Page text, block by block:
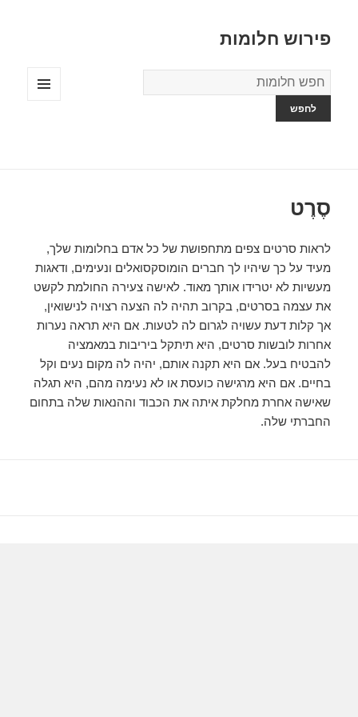
פירוש חלומות
מילון
החלומות
סֶרֶט
לראות סרטים צפים מתחפושת של כל אדם בחלומות שלך,
מעיד על כך שיהיו לך חברים הומוסקסואלים ונעימים, ודאגות
מעשיות לא יטרידו אותך מאוד. לאישה צעירה החולמת לקשט
את עצמה בסרטים, בקרוב תהיה לה הצעה רצויה לנישואין,
אך קלות דעת עשויה לגרום לה לטעות. אם היא תראה נערות
אחרות לובשות סרטים, היא תיתקל ביריבות במאמציה
להבטיח בעל. אם היא תקנה אותם, יהיה לה מקום נעים וקל
בחיים. אם היא מרגישה כועסת או לא נעימה מהם, היא תגלה
שאישה אחרת מחלקת איתה את הכבוד וההנאות שלה בתחום
החברתי שלה.